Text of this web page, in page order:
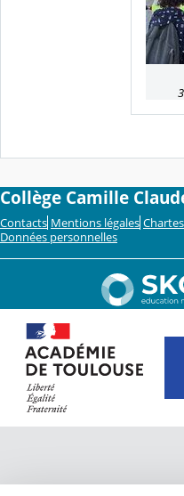
Collège Camille
Contacts Mentions légales
Données personnelles